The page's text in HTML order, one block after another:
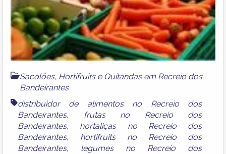
Sacolões, Hortifruits e Quitandas em Recreio dos
Bandeirantes
distribuidor de alimentos no Recreio dos
Bandeirantes, frutas no Recreio dos
Bandeirantes, hortaliças no Recreio dos
Bandeirantes, hortifruits no Recreio dos
Bandeirantes, legumes no Recreio dos